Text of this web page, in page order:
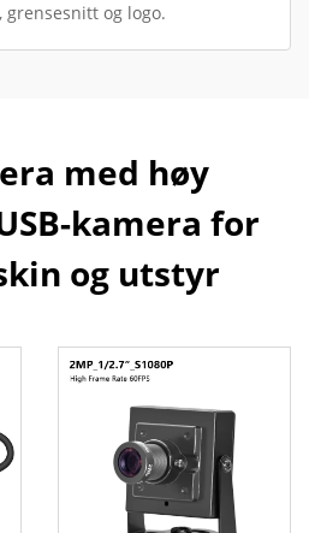
grensesnitt og logo.
med høy
kamera for
og utstyr